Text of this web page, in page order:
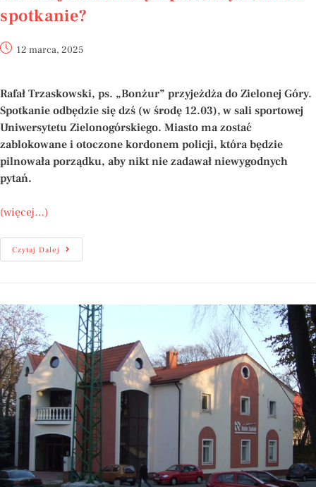
spotkanie?
12 marca, 2025
Rafał Trzaskowski, ps. „Bonżur” przyjeżdża do Zielonej Góry.
Spotkanie odbędzie się dzś (w środę 12.03), w sali sportowej
Uniwersytetu Zielonogórskiego. Miasto ma zostać
zablokowane i otoczone kordonem policji, która będzie
pilnowała porządku, aby nikt nie zadawał niewygodnych
pytań.
(więcej…)
Czytaj Dalej